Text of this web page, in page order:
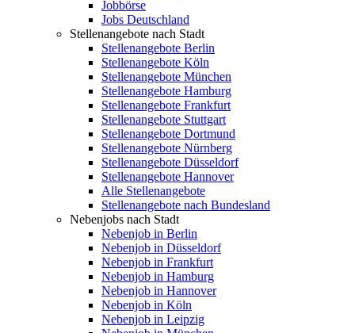
Jobbörse
Jobs Deutschland
Stellenangebote nach Stadt
Stellenangebote Berlin
Stellenangebote Köln
Stellenangebote München
Stellenangebote Hamburg
Stellenangebote Frankfurt
Stellenangebote Stuttgart
Stellenangebote Dortmund
Stellenangebote Nürnberg
Stellenangebote Düsseldorf
Stellenangebote Hannover
Alle Stellenangebote
Stellenangebote nach Bundesland
Nebenjobs nach Stadt
Nebenjob in Berlin
Nebenjob in Düsseldorf
Nebenjob in Frankfurt
Nebenjob in Hamburg
Nebenjob in Hannover
Nebenjob in Köln
Nebenjob in Leipzig